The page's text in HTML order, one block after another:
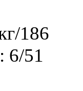
186
6/51